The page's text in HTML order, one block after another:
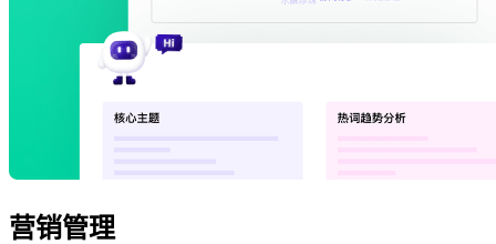
营销管理